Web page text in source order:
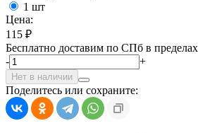
1 шт
Цена:
115 ₽
Бесплатно доставим по СПб в
-
+
Нет в наличии
Поделитесь или сохраните: